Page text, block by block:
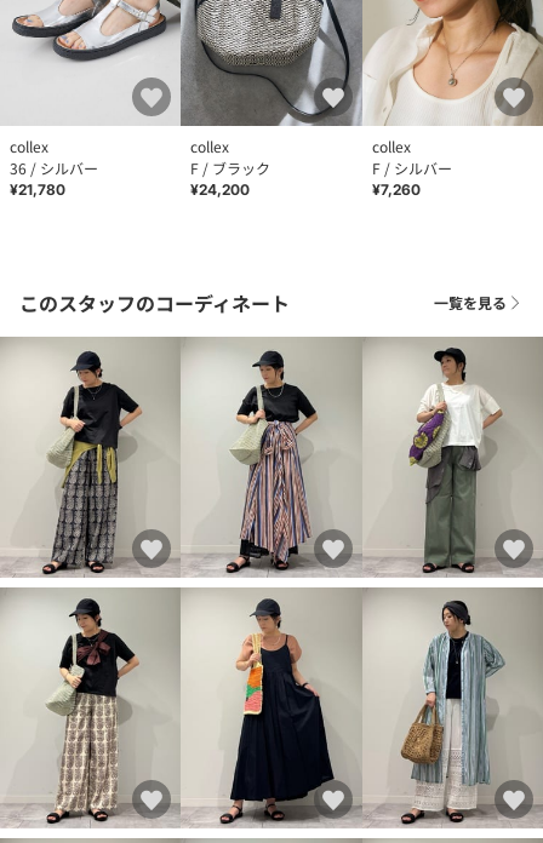
collex
36 / シルバー
¥21,780
collex
F / ブラック
¥24,200
collex
F / シルバー
¥7,260
このスタッフのコーディネート 一覧を見る